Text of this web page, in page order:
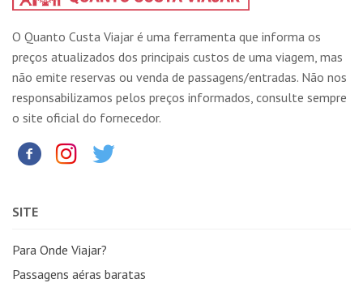
O Quanto Custa Viajar é uma ferramenta que informa os
preços atualizados dos principais custos de uma viagem, mas
não emite reservas ou venda de passagens/entradas. Não nos
responsabilizamos pelos preços informados, consulte sempre
o site oficial do fornecedor.
SITE
Para Onde Viajar?
Passagens aéras baratas